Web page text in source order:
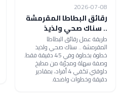
2026-07-08
رقائق البطاطا المقرمشة
.. سناك صحي ولذيذ
طريقة عمل رقائق البطاطا
المقرمشة .. سناك صحي ولذيذ
خطوة بخطوة وفي 45 دقيقة فقط.
وصفة سهلة ومجرّبة من مطبخ
دلوقتي تكفي 4 أفراد، بمقادير
دقيقة وخطوات واضحة.